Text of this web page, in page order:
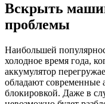
Вскрыть
проблемы
Наибольшей
холодное время года,
аккумулятор
обладают
блокировкой. Даже в